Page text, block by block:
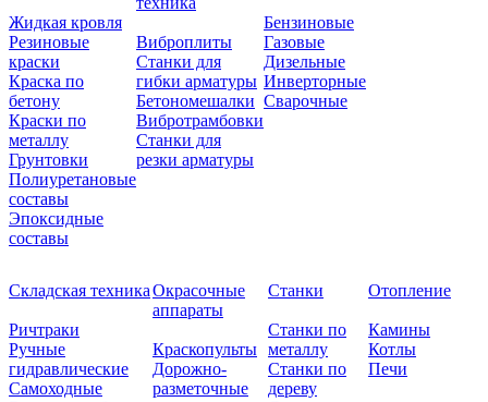
Жидкая кровля
Резиновые
краски
Краска по
бетону
Краски по
металлу
Грунтовки
Полиуретановые
составы
Эпоксидные
составы
Виброплиты
Станки для
гибки арматуры
Бетономешалки
Вибротрамбовки
Станки для
резки арматуры
Бензиновые
Газовые
Дизельные
Инверторные
Сварочные
Складская техника
Ричтраки
Ручные
гидравлические
Самоходные
Окрасочные
аппараты
Краскопульты
Дорожно-
разметочные
Станки
Станки по
металлу
Станки по
дереву
Отопление
Камины
Котлы
Печи